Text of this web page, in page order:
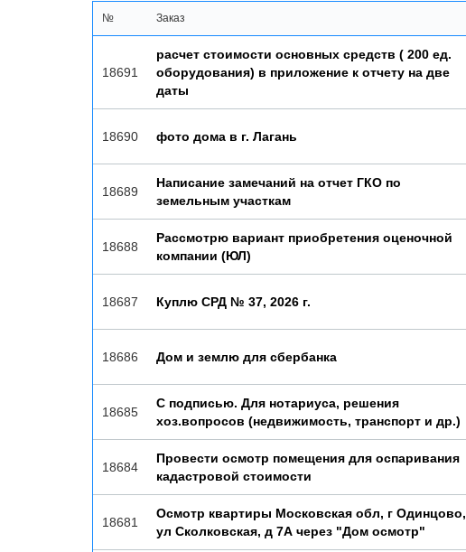
№ Заказ
18691
расчет стоимости основных средств ( 200 ед.
оборудования) в приложение к отчету на две
даты
18690 фото дома в г. Лагань
18689
Написание замечаний на отчет ГКО по
земельным участкам
18688
Рассмотрю вариант приобретения оценочной
компании (ЮЛ)
18687 Куплю СРД № 37, 2026 г.
18686 Дом и землю для сбербанка
18685
С подписью. Для нотариуса, решения
хоз.вопросов (недвижимость, транспорт и др.)
18684
Провести осмотр помещения для оспаривания
кадастровой стоимости
18681
Осмотр квартиры Московская обл, г Одинцово,
ул Сколковская, д 7А через "Дом осмотр"